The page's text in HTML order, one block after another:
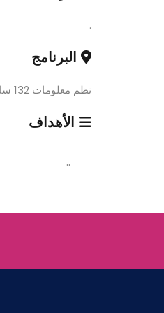
.
البرنامج
نظم معلومات 132 ساعه
الأهداف
..